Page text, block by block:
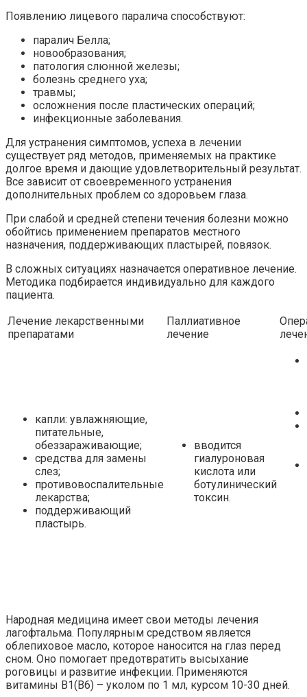
Появлению лицевого паралича способствуют:
паралич Белла;
новообразования;
патология слюнной железы;
болезнь среднего уха;
травмы;
осложнения после пластических операций;
инфекционные заболевания.
Для устранения симптомов, успеха в лечении
существует ряд методов, применяемых на практике
долгое время и дающие удовлетворительный результат.
Все зависит от своевременного устранения
дополнительных проблем со здоровьем глаза.
При слабой и средней степени течения болезни можно
обойтись применением препаратов местного
назначения, поддерживающих пластырей, повязок.
В сложных ситуациях назначается оперативное лечение.
Методика подбирается индивидуально для каждого
пациента.
Лечение лекарственными
препаратами
Паллиативное
лечение
капли: увлажняющие,
питательные,
обеззараживающие;
средства для замены
слез;
противовоспалительные
лекарства;
поддерживающий
пластырь.
вводится
гиалуроновая
кислота или
ботулинический
токсин.
Народная медицина имеет свои методы лечения
лагофтальма. Популярным средством является
облепиховое масло, которое наносится на глаз перед
сном. Оно помогает предотвратить высыхание
роговицы и развитие инфекции. Применяются
витамины В1(В6) – уколом по 1 мл, курсом 10-30 дней.